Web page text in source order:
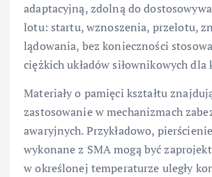
adaptacyjną, zdolną do
lotu: startu, wznoszenia, przelotu,
lądowania, bez konieczności
ciężkich układów siłownikowych
Materiały o pamięci kształtu
zastosowanie w mechanizmach
awaryjnych. Przykładowo,
wykonane z SMA mogą być
w określonej temperaturze uległy